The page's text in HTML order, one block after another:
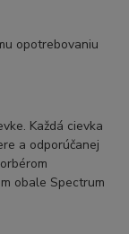
opotrebovaniu
Každá cievka
a odporúčanej
obale Spectrum